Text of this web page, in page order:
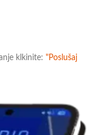
klkinite: "Poslušaj